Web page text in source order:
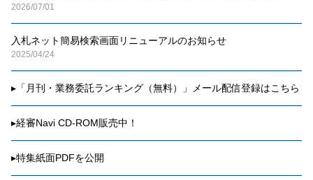
2026/07/01
入札ネット簡易検索画面リニューアルのお知らせ
2025/04/24
▸ 「月刊・業務委託ランキング（無料）」メール配信登録はこちら
▸経審Navi CD-ROM販売中！
▸特集紙面PDFを公開